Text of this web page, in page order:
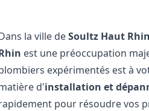
la ville deSoultz Haut Rhin
est une préoccupation
expérimentés est à
d'installation et
pour résoudre vos